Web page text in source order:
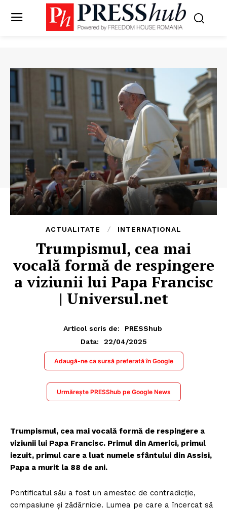
ACTUALITATE INTERNAȚIONAL
Trumpismul, cea mai
vocală formă de respingere
a viziunii lui Papa Francisc
| Universul.net
Articol scris de:
PRESShub
Data:
22/04/2025
Adaugă-ne ca sursă preferată în Google
Urmărește PRESShub pe Google News
Trumpismul, cea mai vocală formă de respingere a
viziunii lui Papa Francisc. Primul din Americi, primul
iezuit, primul care a luat numele sfântului din Assisi,
Papa a murit la 88 de ani.
Pontificatul său a fost un amestec de contradicție,
compasiune și zădărnicie. Lumea pe care a încercat să